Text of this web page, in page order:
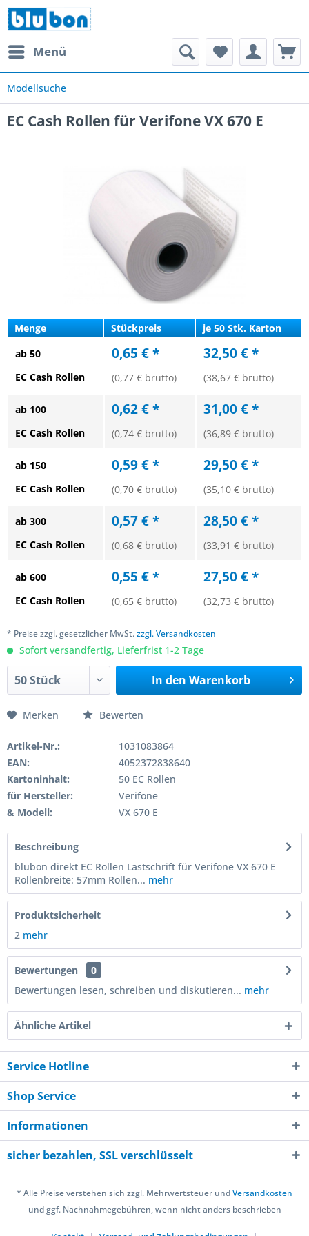
Menü
Modellsuche
EC Cash Rollen für Verifone VX 670 E
Menge Stückpreis
je 50 Stk. Karton
ab 50
EC Cash Rollen
0,65 € *
(0,77 € brutto)
32,50 € *
(38,67 € brutto)
ab 100
EC Cash Rollen
0,62 € *
(0,74 € brutto)
31,00 € *
(36,89 € brutto)
ab 150
EC Cash Rollen
0,59 € *
(0,70 € brutto)
29,50 € *
(35,10 € brutto)
ab 300
EC Cash Rollen
0,57 € *
(0,68 € brutto)
28,50 € *
(33,91 € brutto)
ab 600
EC Cash Rollen
0,55 € *
(0,65 € brutto)
27,50 € *
(32,73 € brutto)
* Preise zzgl. gesetzlicher MwSt.zzgl. Versandkosten
Sofort versandfertig, Lieferfrist 1-2 Tage
In den Warenkorb
Merken Bewerten
Artikel-Nr.:
1031083864
EAN:
4052372838640
Kartoninhalt:
50 EC Rollen
für Hersteller:
Verifone
& Modell:
VX 670 E
Beschreibung
blubon direkt EC Rollen Lastschrift für Verifone VX 670 E
Rollenbreite: 57mm Rollen... mehr
Produktsicherheit
2 mehr
Bewertungen
0
Bewertungen lesen, schreiben und diskutieren... mehr
Ähnliche Artikel
Service Hotline
Shop Service
Informationen
sicher bezahlen, SSL verschlüsselt
* Alle Preise verstehen sich zzgl. Mehrwertsteuer undVersandkosten
und ggf. Nachnahmegebühren, wenn nicht anders beschrieben